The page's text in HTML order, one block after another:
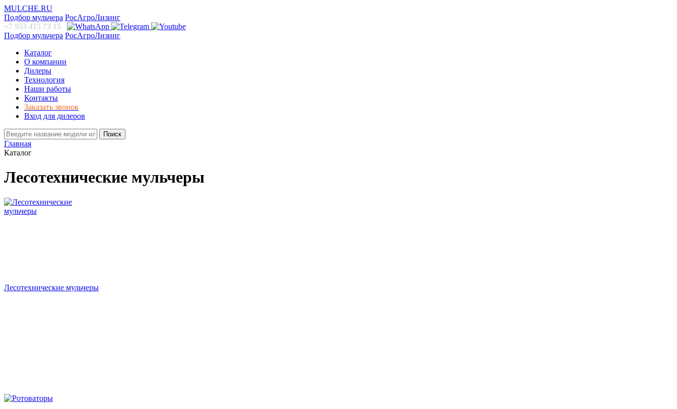
MULCHE.RU
Подбор мульчера РосАгроЛизинг
+7 953 415 73 15
Подбор мульчера РосАгроЛизинг
Каталог
О компании
Дилеры
Технология
Наши работы
Контакты
Заказать звонок
Вход для дилеров
Поиск
Главная
Каталог
Лесотехнические мульчеры
Лесотехнические мульчеры